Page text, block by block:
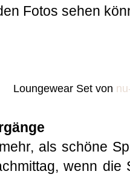
Fotos sehen
Loungewear Set von
als schöne
wenn die